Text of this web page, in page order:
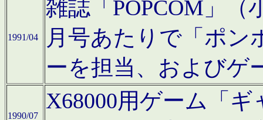
1991/04
雑誌「POPCOM」（
月号あたりで「ポン
ーを担当、およびゲ
1990/07
X68000用ゲーム「